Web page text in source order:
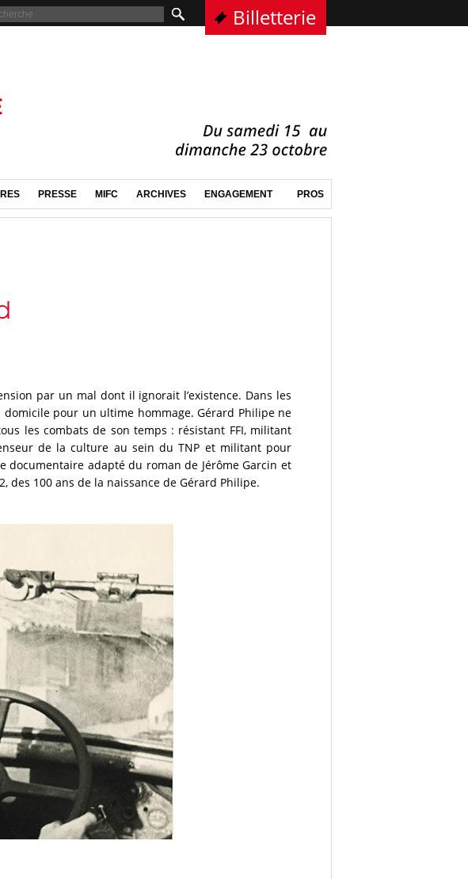
Billetterie
PRESSE MIFC ARCHIVES ENGAGEMENT PROS
par un mal dont il ignorait l’existence. Dans les
pour un ultime hommage. Gérard Philipe ne
les combats de son temps : résistant FFI, militant
de la culture au sein du TNP et militant pour
documentaire adapté du roman de Jérôme Garcin et
des 100 ans de la naissance de Gérard Philipe.